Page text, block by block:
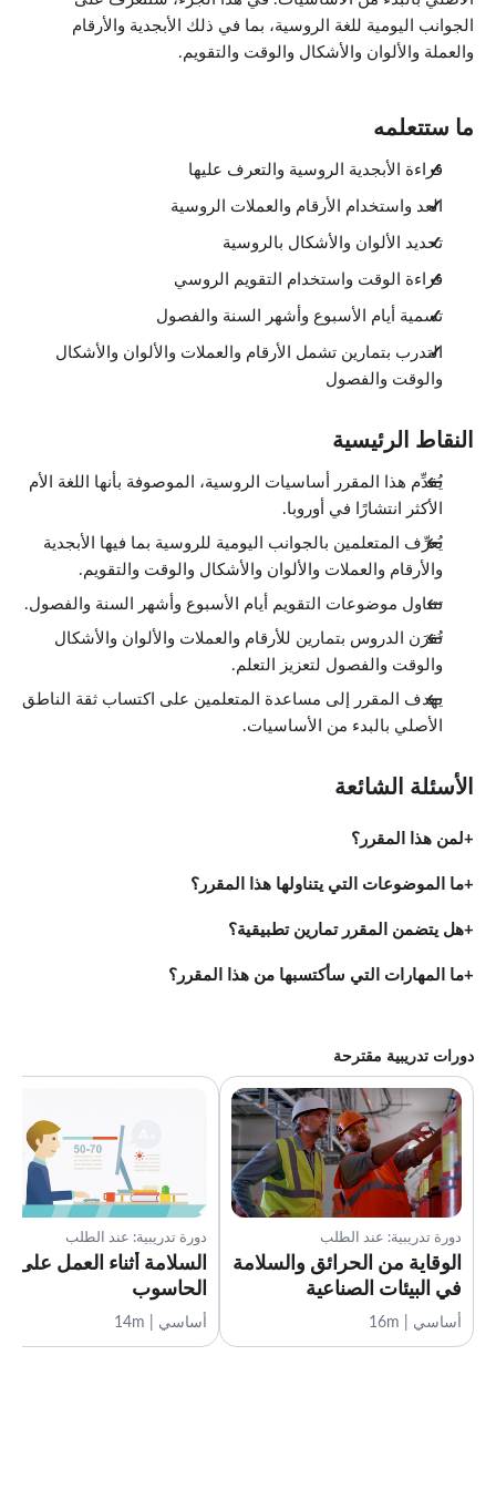
الجوانب اليومية للغة الروسية، بما في ذلك الأبجدية والأرقام
والعملة والألوان والأشكال والوقت والتقويم.
ما ستتعلمه
قراءة الأبجدية الروسية والتعرف عليها
العد واستخدام الأرقام والعملات الروسية
تحديد الألوان والأشكال بالروسية
قراءة الوقت واستخدام التقويم الروسي
تسمية أيام الأسبوع وأشهر السنة والفصول
التدرب بتمارين تشمل الأرقام والعملات والألوان والأشكال
والوقت والفصول
النقاط الرئيسية
يُقدِّم هذا المقرر أساسيات الروسية، الموصوفة بأنها اللغة الأم
الأكثر انتشارًا في أوروبا.
يُعرِّف المتعلمين بالجوانب اليومية للروسية بما فيها الأبجدية
والأرقام والعملات والألوان والأشكال والوقت والتقويم.
تتناول موضوعات التقويم أيام الأسبوع وأشهر السنة والفصول.
تُقرَن الدروس بتمارين للأرقام والعملات والألوان والأشكال
والوقت والفصول لتعزيز التعلم.
يهدف المقرر إلى مساعدة المتعلمين على اكتساب ثقة الناطق
الأصلي بالبدء من الأساسيات.
الأسئلة الشائعة
لمن هذا المقرر؟
ما الموضوعات التي يتناولها هذا المقرر؟
هل يتضمن المقرر تمارين تطبيقية؟
ما المهارات التي سأكتسبها من هذا المقرر؟
دورات تدريبية مقترحة
دورة تدريبية: عند الطلب
الوقاية من الحرائق والسلامة
في البيئات الصناعية
أساسي | 16m
دورة تدريبية: عند الطلب
السلامة أثناء العمل على
الحاسوب
أساسي | 14m